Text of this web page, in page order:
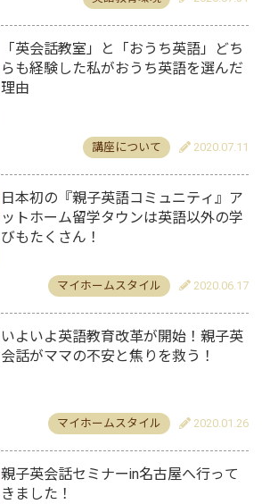
「英会話教室」と「おうち英語」どち
らも経験した私がおうち英語を選んだ
理由
講座について 2020.07.11
日本初の『親子英語コミュニティ』ア
ットホーム留学タウンは英語以外の学
びもたくさん！
マイホームスタイル 2020.06.17
いよいよ英語教育改革が開始！親子英
会話がママの不安と焦りを救う！
マイホームスタイル 2020.01.26
親子英会話セミナーin名古屋へ行って
きました！